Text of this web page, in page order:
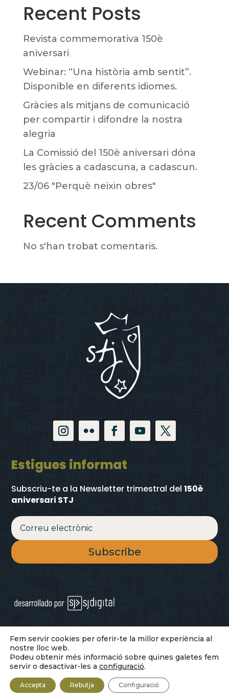
Recent Posts
Revista commemorativa 150è
aniversari
Webinar: “Una història amb sentit”.
Disponible en diferents idiomes.
Gràcies als mitjans de comunicació
per compartir i difondre la nostra
alegria
La Comissió del 150è aniversari dóna
les gràcies a cadascuna, a cadascun.
23/06 "Perquè neixin obres"
Recent Comments
No s'han trobat comentaris.
Estigues informat
Subscriu-te a la Newsletter trimestral del150è
aniversari STJ
Subscribe
u00a9 2026 Companyia de Santa Teresa
Privadesa·Legal
Fem servir cookies per oferir-te la millor experiència al
nostre lloc web.
Podeu obtenir més informació sobre quines galetes fem
servir o desactivar-les a configuració.
Accepta Rebutja Configuració